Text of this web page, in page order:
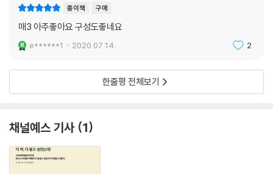
종이책 구매
매3 아주좋아요 구성도좋네요
e******1 2020.07.14. 2
한줄평 전체보기
채널예스 기사 1